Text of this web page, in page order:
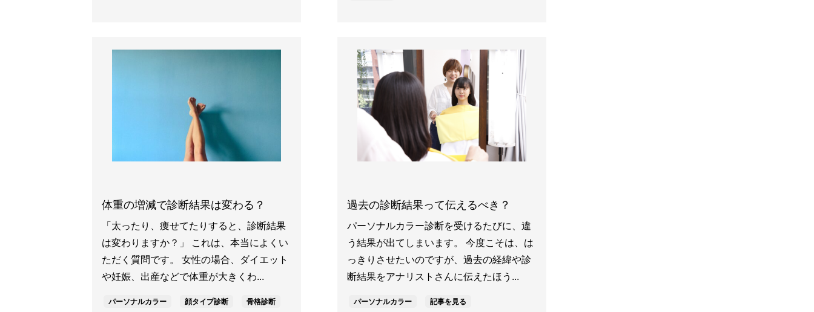
体重の増減で診断結果は変わる？
「太ったり、痩せてたりすると、診断結果
は変わりますか？」 これは、本当によくい
ただく質問です。 女性の場合、ダイエット
や妊娠、出産などで体重が大きくわ...
パーソナルカラー 顔タイプ診断 骨格診断
過去の診断結果って伝えるべき？
パーソナルカラー診断を受けるたびに、違
う結果が出てしまいます。 今度こそは、は
っきりさせたいのですが、過去の経緯や診
断結果をアナリストさんに伝えたほう...
パーソナルカラー 記事を見る